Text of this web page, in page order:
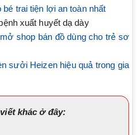
trai tiện lợi an toàn nhất
xuất huyết dạ dày
shop bán đồ dùng cho trẻ sơ
sưởi Heizen hiệu quả trong gia
khác ở đây: